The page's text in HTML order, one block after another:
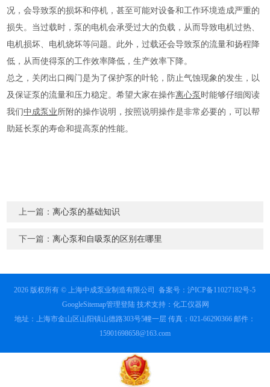
况，会导致泵的损坏和停机，甚至可能对设备和工作环境造成严重的
损失。当过载时，泵的电机会承受过大的负载，从而导致电机过热、
电机损坏、电机烧坏等问题。此外，过载还会导致泵的流量和扬程降
低，从而使得泵的工作效率降低，生产效率下降。
总之，关闭出口阀门是为了保护泵的叶轮，防止气蚀现象的发生，以
及保证泵的流量和压力稳定。希望大家在操作离心泵 时能够仔细阅读
我们中成泵业所附的操作说明，按照说明操作是非常必要的，可以帮
助延长泵的寿命和提高泵的性能。
上一篇：离心泵的基础知识
下一篇：离心泵和自吸泵的区别在哪里
2026 版权所有 © 上海中成泵业制造有限公司备案号：沪ICP备11027182号-5
GoogleSitemap管理登陆 技术支持：化工仪器网
地址：上海市金山区山阳镇山德路303号5幢一层 传真：021-66290366 邮件：
15901698658@163.com